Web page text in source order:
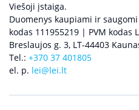
Viešoji įstaiga.
Duomenys kaupiami ir
kodas 111955219 | PVM kodas
Breslaujos g. 3, LT-44403
Tel.: +370 37 401805
el. p. lei@lei.lt